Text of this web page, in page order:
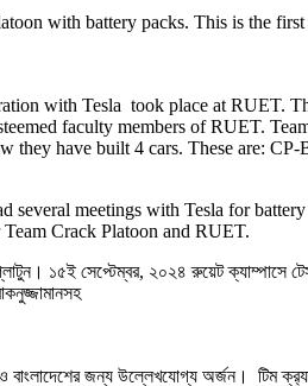
with battery packs. This is the
with Tesla took place at RUET.
faculty members of RUET.
have built 4 cars. These are:
several meetings with Tesla for
Crack Platoon and RUET.
১৫ই সেপ্টেম্বর, ২০২৪ রুয়েট
জন্য উল্লেখযোগ্য অর্জন। টিম